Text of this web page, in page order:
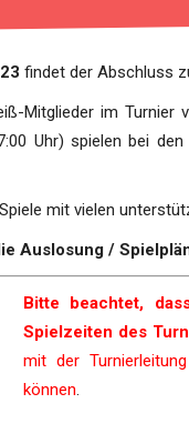
findet der Abschluss
Mitglieder im Turnier
Uhr) spielen bei
mit vielen
Auslosung /
Bitte beachtet,
Spielzeiten des
mit der
können.